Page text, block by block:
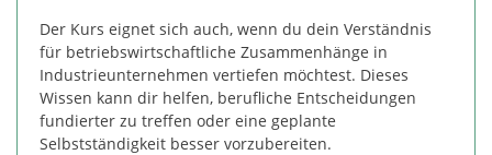
Der Kurs eignet sich auch, wenn du dein Verständnis
für betriebswirtschaftliche Zusammenhänge in
Industrieunternehmen vertiefen möchtest. Dieses
Wissen kann dir helfen, berufliche Entscheidungen
fundierter zu treffen oder eine geplante
Selbstständigkeit besser vorzubereiten.